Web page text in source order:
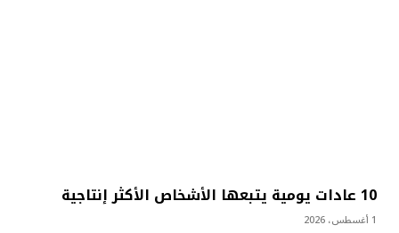
10 عادات يومية يتبعها الأشخاص الأكثر إنتاجية
1 أغسطس، 2026